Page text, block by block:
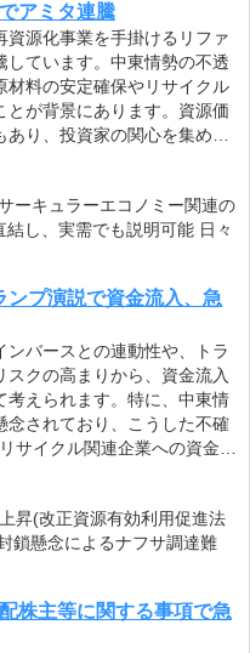
アミタ連騰
資源化事業を手掛けるリファ
しています。中東情勢の不透
材料の安定確保やリサイクル
とが背景にあります。資源価
あり、投資家の関心を集め…
ーキュラーエコノミー関連の
し、実需でも説明可能 日々
ンプ演説で資金流入、急
バースとの連動性や、トラ
スクの高まりから、資金流入
考えられます。特に、中東情
念されており、こうした不確
サイクル関連企業への資金…
昇(改正資源有効利用促進法
鎖懸念によるナフサ調達難
株主等に関する事項で急